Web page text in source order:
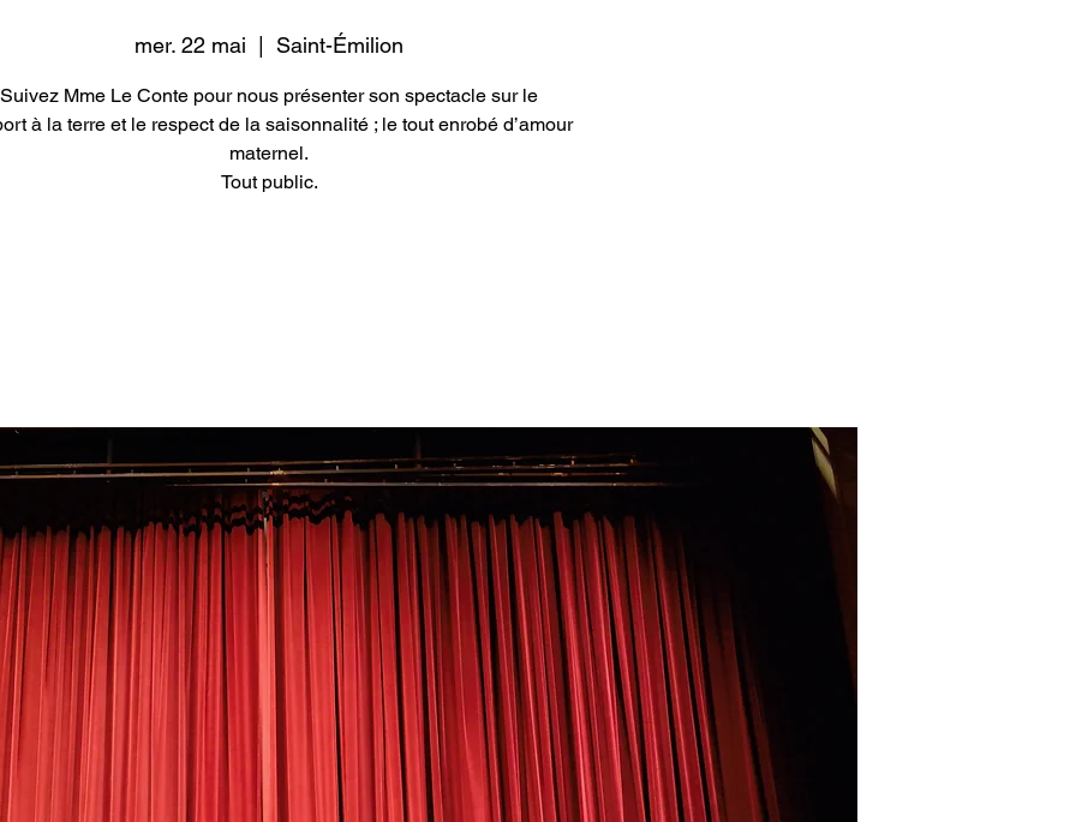
mer. 22 mai Saint-Émilion
Suivez Mme Le Conte pour nous présenter son spectacle sur le
à la terre et le respect de la saisonnalité ; le tout enrobé d’amour
maternel.
Tout public.